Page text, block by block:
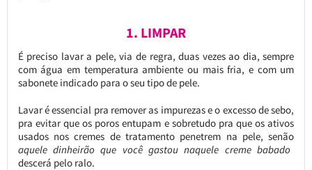
1. LIMPAR
É preciso lavar a pele, via de regra, duas vezes ao dia, sempre
com água em temperatura ambiente ou mais fria, e com um
sabonete indicado para o seu tipo de pele.
Lavar é essencial pra remover as impurezas e o excesso de sebo,
pra evitar que os poros entupam e sobretudo pra que os ativos
usados nos cremes de tratamento penetrem na pele, senão
aquele dinheirão que você gastou naquele creme babado
descerá pelo ralo.